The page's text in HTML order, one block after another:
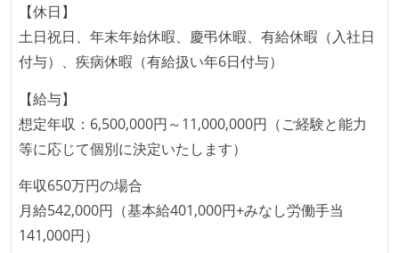
言語
kotlin
objective-c swift
flask
データベース
fluentd
embulk
プロジェクト管理
asana
となって行う
全体のスケジュール管理は、途中の成果を随時確認し
ながら、納期または盛り込む機能を柔軟に調整する形
プロダクトの開発言語やフレームワークなど主要な構
成技術は、基本的に最新版より1年以上ビハインドし
ていない
コード品質向上のための取り組み
本番にデプロイされるコードには、全てコードレビュ
【休日】
土日祝日、年末年始休暇、慶弔休暇、有給休暇（入社日
付与）、疾病休暇（有給扱い年6日付与）
【給与】
想定年収：6,500,000円～11,000,000円（ご経験と能力
等に応じて個別に決定いたします）
年収650万円の場合
月給542,000円（基本給401,000円+みなし労働手当
141,000円）